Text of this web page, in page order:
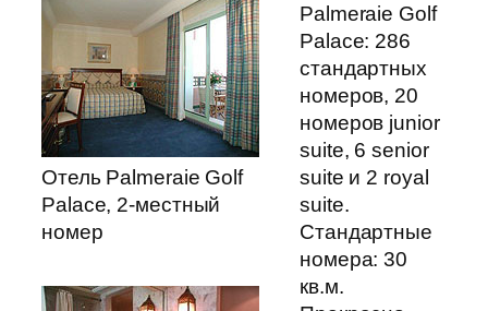
Отель Palmeraie Golf
Palace, 2-местный
номер
Palmeraie Golf
Palace: 286
стандартных
номеров, 20
номеров junior
suite, 6 senior
suite и 2 royal
suite.
Стандартные
номера: 30
кв.м.